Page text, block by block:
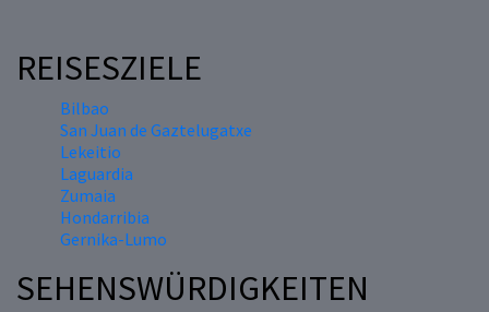
REISESZIELE
Bilbao
San Juan de Gaztelugatxe
Lekeitio
Laguardia
Zumaia
Hondarribia
Gernika-Lumo
SEHENSWÜRDIGKEITEN